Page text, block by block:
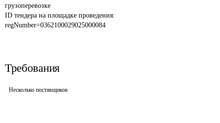
грузоперевозке
ID тендера на площадке проведения:
regNumber=0362100029025000084
Требования
Несколько поставщиков